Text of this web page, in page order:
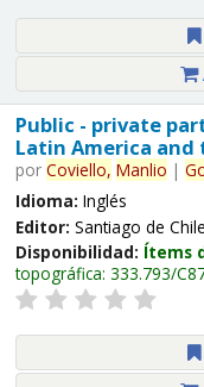
Public - private
Latin America and
por Coviello, Manlio |
Idioma: Inglés
Editor: Santiago de
Disponibilidad: Ítems
topográfica: 333.793/